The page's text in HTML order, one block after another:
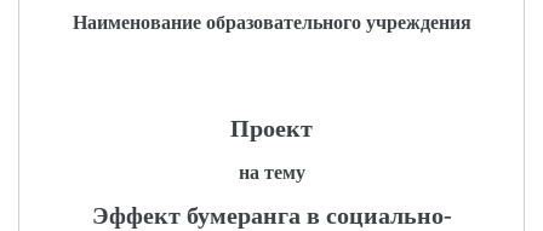
Наименование образовательного учреждения
Проект
на тему
Эффект бумеранга в социально-